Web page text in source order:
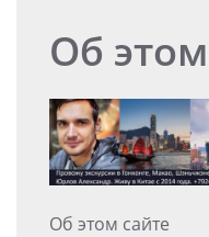
Об
Об этом сайте